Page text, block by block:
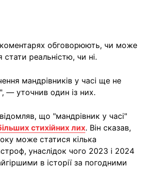
коментарях обговорюють, чи може
реальністю, чи ні.
мандрівників у часі ще не
— уточнив один із них.
що "мандрівник у часі"
стихійних лих. Він сказав,
може статися кілька
унаслідок чого 2023 і 2024
в історії за погодними